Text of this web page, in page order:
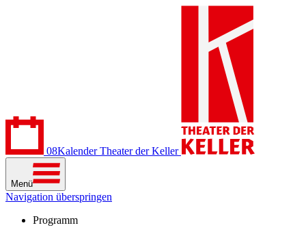
08Kalender Theater der Keller
Menü
Navigation überspringen
Programm